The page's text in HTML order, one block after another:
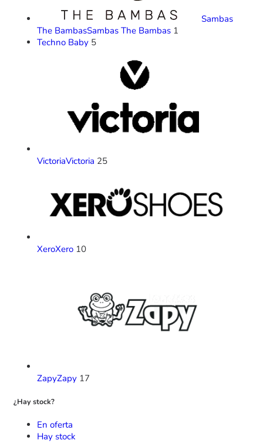
Sambas
The BambasSambas The Bambas 1
Techno Baby 5
VictoriaVictoria 25
XeroXero 10
ZapyZapy 17
¿Hay stock?
En oferta
Hay stock